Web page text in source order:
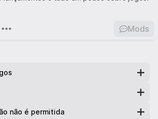
Mods
não é permitida